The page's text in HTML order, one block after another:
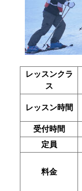
レッスンクラ
ス
レッスン時間
受付時間
定員
料金